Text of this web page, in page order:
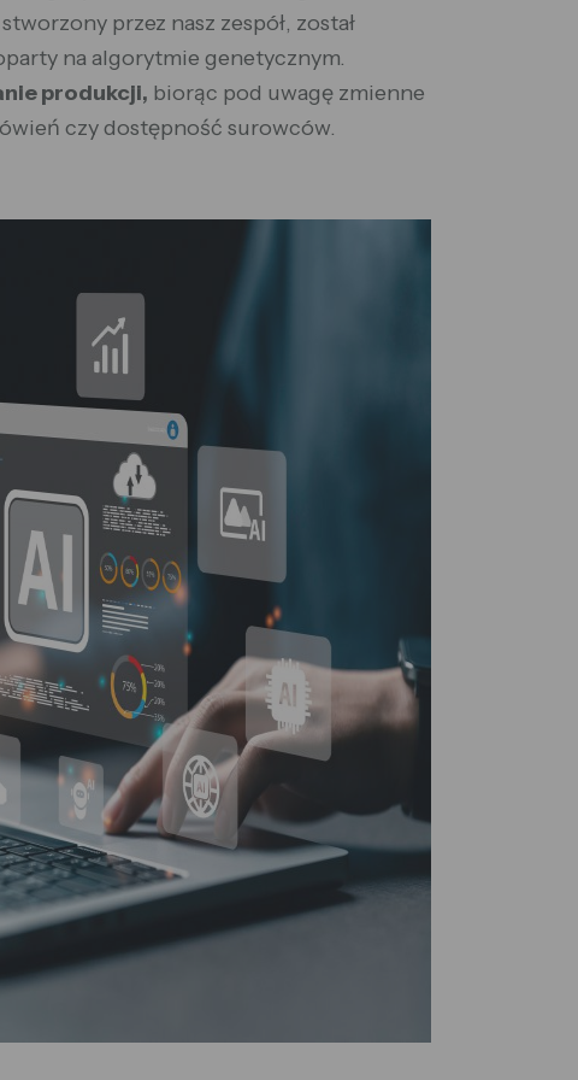
przez nasz zespół, został
na algorytmie genetycznym.
produkcji, biorąc pod uwagę zmienne
czy dostępność surowców.